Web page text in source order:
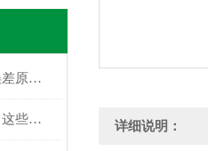
防雷接地电阻测试仪常见误差原因及解决办法
防雷接地电阻测试仪测量，这些技巧你知道吗？ 详细说明：